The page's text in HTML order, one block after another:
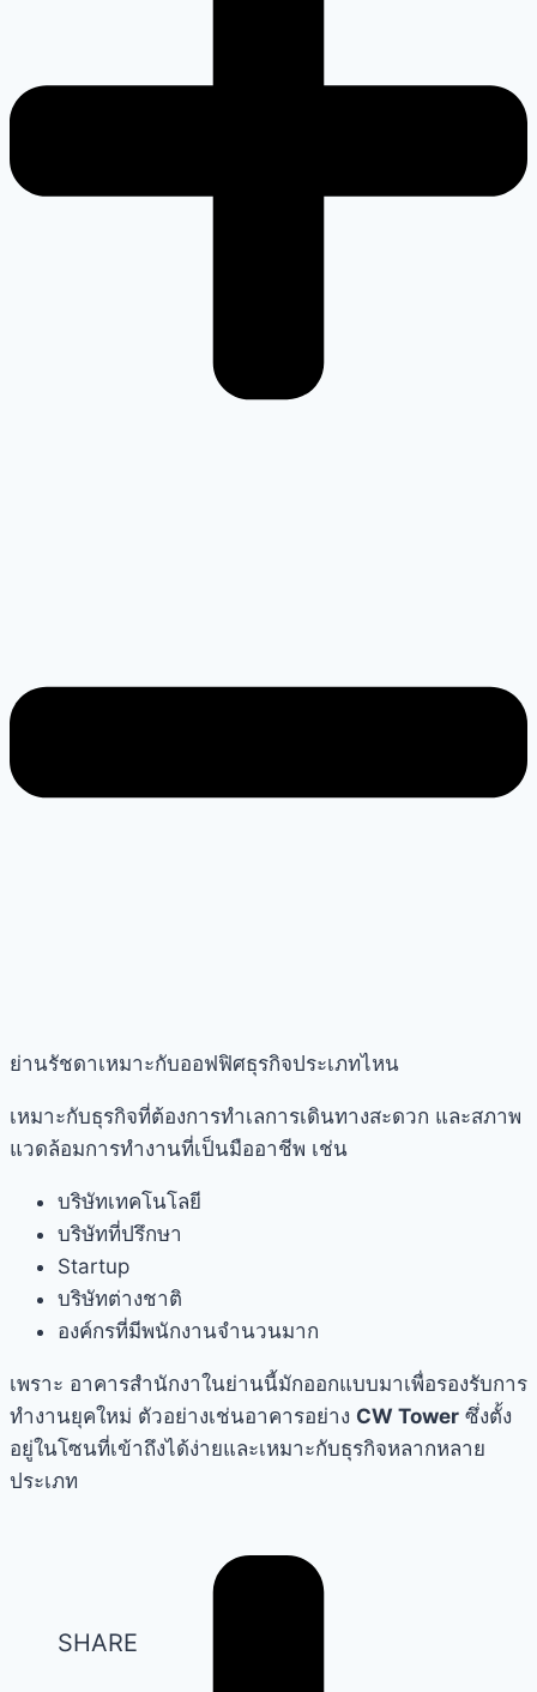
ย่านรัชดาเหมาะกับออฟฟิศธุรกิจประเภทไหน
เหมาะกับธุรกิจที่ต้องการทำเลการเดินทางสะดวก และสภาพ
แวดล้อมการทำงานที่เป็นมืออาชีพ เช่น
บริษัทเทคโนโลยี
บริษัทที่ปรึกษา
Startup
บริษัทต่างชาติ
องค์กรที่มีพนักงานจำนวนมาก
เพราะ อาคารสำนักงาในย่านนี้มักออกแบบมาเพื่อรองรับการ
ทำงานยุคใหม่ ตัวอย่างเช่นอาคารอย่าง CW Tower ซึ่งตั้ง
อยู่ในโซนที่เข้าถึงได้ง่ายและเหมาะกับธุรกิจหลากหลาย
ประเภท